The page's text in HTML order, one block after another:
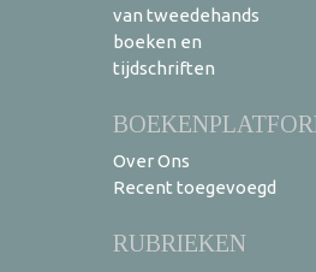
van tweedehands
boeken en
tijdschriften
Over Ons
Recent toegevoegd
RUBRIEKEN